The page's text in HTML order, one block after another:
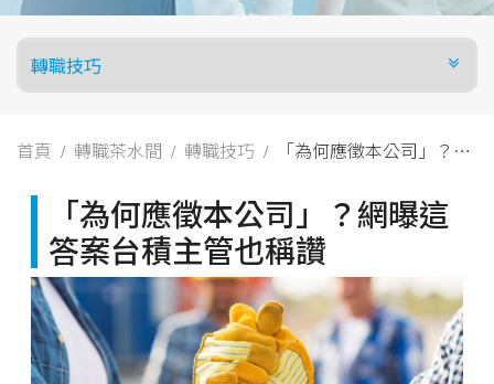
首頁 轉職茶水間 轉職技巧
「為何應徵本公司」？網
「為何應徵本公司」？網曝這
答案台積主管也稱讚